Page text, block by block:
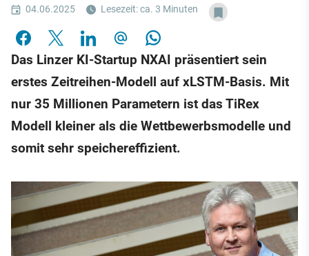
04.06.2025 Lesezeit: ca. 3 Minuten
Das Linzer KI-Startup NXAI präsentiert sein
erstes Zeitreihen-Modell auf xLSTM-Basis. Mit
nur 35 Millionen Parametern ist das TiRex
Modell kleiner als die Wettbewerbsmodelle und
somit sehr speichereffizient.